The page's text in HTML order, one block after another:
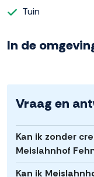
Tuin
In de
Vraag en
Kan ik zonder
Meislahnhof
Kan ik